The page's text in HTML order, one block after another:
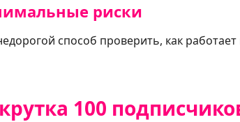
риски
способ проверить, как
100